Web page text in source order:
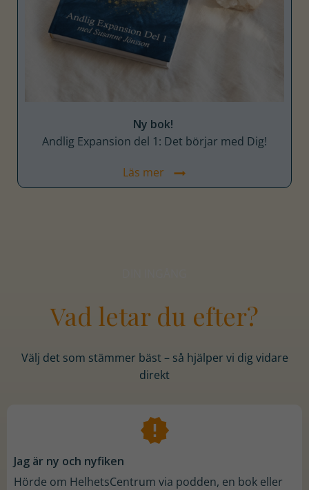
Ny bok!
Andlig Expansion del 1: Det börjar med Dig!
Läs mer
Vad letar du efter?
Välj det som stämmer bäst – så hjälper vi dig vidare
direkt
Jag är ny och nyfiken
Hörde om HelhetsCentrum via podden, en bok eller